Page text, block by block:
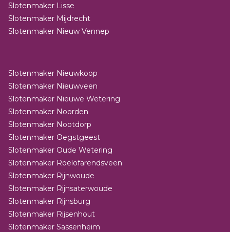
Slotenmaker Lisse
Slotenmaker Mijdrecht
Slotenmaker Nieuw Vennep
Slotenmaker Nieuwkoop
Slotenmaker Nieuwveen
Slotenmaker Nieuwe Wetering
Slotenmaker Noorden
Slotenmaker Nootdorp
Slotenmaker Oegstgeest
Slotenmaker Oude Wetering
Slotenmaker Roelofarendsveen
Slotenmaker Rijnwoude
Slotenmaker Rijnsaterwoude
Slotenmaker Rijnsburg
Slotenmaker Rijsenhout
Slotenmaker Sassenheim